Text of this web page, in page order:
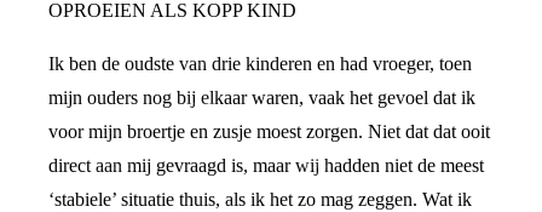
OPROEIEN ALS KOPP KIND
Ik ben de oudste van drie kinderen en had vroeger, toen
mijn ouders nog bij elkaar waren, vaak het gevoel dat ik
voor mijn broertje en zusje moest zorgen. Niet dat dat ooit
direct aan mij gevraagd is, maar wij hadden niet de meest
‘stabiele’ situatie thuis, als ik het zo mag zeggen. Wat ik